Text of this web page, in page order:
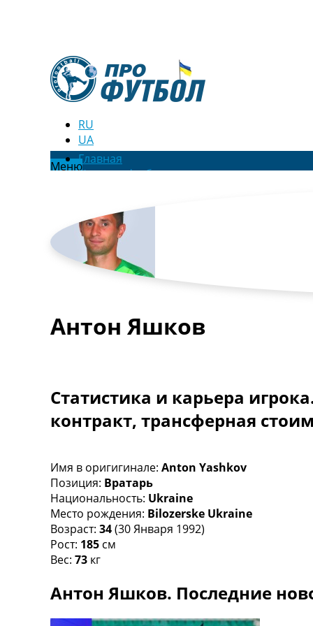
RU
UA
МенюГлавная
Новости футбола
Трансферы
Новости футбола Украины
Последние комментарии
Конкурс прогнозов
Логин
Рейтинги
Турниры
Англия. Премьер Лига
Испания. Ла Лига
Другие Турниры >>>
Таблицы групп Чемпионата Мира
Украина. Премьер-Лига
Украина. Первая Лига
Лига Чемпионов. Таблицы групп
Англия. Премьер-Лига
Испания. Ла Лига
Рейтинг стран УЕФА
Рейтинг клубов УЕФА
Рейтинг ФИФА
Антон Яшков
Статистика и карьера
контракт, трансферная
Имя в оригигинале: Anton Yashkov
Позиция: Вратарь
Национальность: Ukraine
Место рождения: Bilozerske Ukraine
Возраст: 34(30 Января 1992)
Рост: 185 см
Вес: 73 кг
Антон Яшков. Последние